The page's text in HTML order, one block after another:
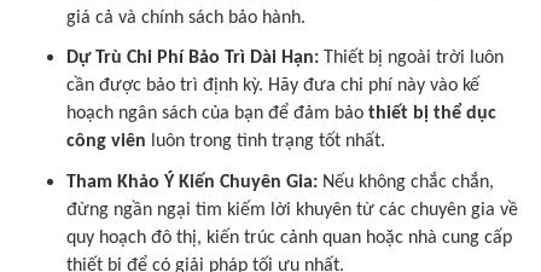
giá cả và chính sách bảo hành.
Dự Trù Chi Phí Bảo Trì Dài Hạn: Thiết bị ngoài trời luôn
cần được bảo trì định kỳ. Hãy đưa chi phí này vào kế
hoạch ngân sách của bạn để đảm bảo thiết bị thể dục
công viên luôn trong tình trạng tốt nhất.
Tham Khảo Ý Kiến Chuyên Gia: Nếu không chắc chắn,
đừng ngần ngại tìm kiếm lời khuyên từ các chuyên gia về
quy hoạch đô thị, kiến trúc cảnh quan hoặc nhà cung cấp
thiết bị để có giải pháp tối ưu nhất.